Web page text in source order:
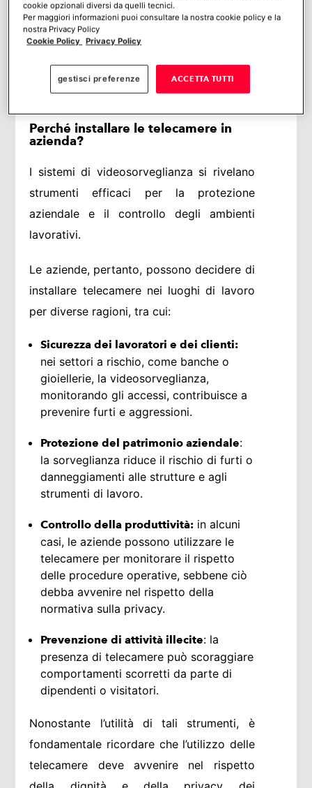
della privacy
Indicazioni operative per l’installazione
e l’utilizzo delle telecamere
Mi piace:
Perché installare le telecamere in
azienda?
I sistemi di videosorveglianza si rivelano
strumenti efficaci per la protezione
aziendale e il controllo degli ambienti
lavorativi.
Le aziende, pertanto, possono decidere di
installare telecamere nei luoghi di lavoro
per diverse ragioni, tra cui:
Sicurezza dei lavoratori e dei clienti:
nei settori a rischio, come banche o
gioiellerie, la videosorveglianza,
monitorando gli accessi, contribuisce a
prevenire furti e aggressioni.
Protezione del patrimonio aziendale:
la sorveglianza riduce il rischio di furti o
danneggiamenti alle strutture e agli
strumenti di lavoro.
Controllo della produttività: in alcuni
casi, le aziende possono utilizzare le
telecamere per monitorare il rispetto
delle procedure operative, sebbene ciò
debba avvenire nel rispetto della
normativa sulla privacy.
Prevenzione di attività illecite: la
presenza di telecamere può scoraggiare
comportamenti scorretti da parte di
dipendenti o visitatori.
Nonostante l’utilità di tali strumenti, è
fondamentale ricordare che l’utilizzo delle
telecamere deve avvenire nel rispetto
cookie opzionali diversi da quelli tecnici.
Per maggiori informazioni puoi consultare la nostra cookie policy e la
nostra Privacy Policy
Cookie Policy Privacy Policy
gestisci preferenze ACCETTA TUTTI